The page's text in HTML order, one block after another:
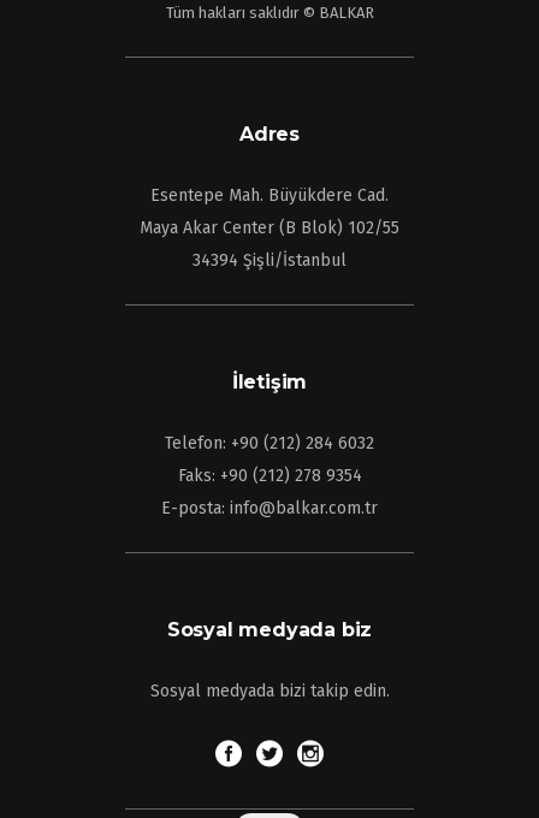
Tüm hakları saklıdır © BALKAR
Adres
Esentepe Mah. Büyükdere Cad.
Maya Akar Center (B Blok) 102/55
34394 Şişli/İstanbul
İletişim
Telefon: +90 (212) 284 6032
Faks: +90 (212) 278 9354
E-posta: info@balkar.com.tr
Sosyal medyada biz
Sosyal medyada bizi takip edin.